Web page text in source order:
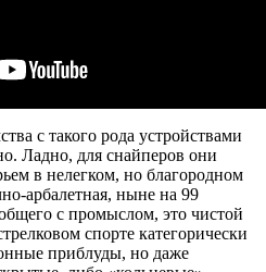
с такого рода устройствами
Ладно, для снайперов они
в нелегком, но благородном
арбалетная, ныне на 99
с промыслом, это чистой
спорте категорически
приблуды, но даже